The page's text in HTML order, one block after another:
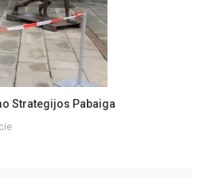
Strategijos Pabaiga